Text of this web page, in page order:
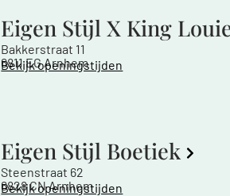
Eigen Stijl X King
Bakkerstraat 11
6811 EG Arnhem
Bekijk openingstijden
Eigen Stijl Boetiek
Steenstraat 62
6828 CN Arnhem
Bekijk openingstijden